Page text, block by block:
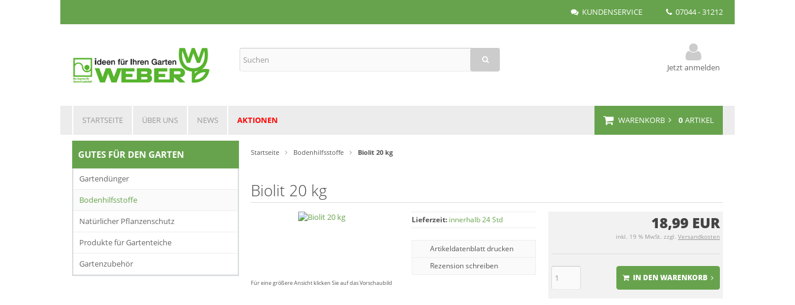
07044 - 31212
KUNDENSERVICE
Jetzt anmelden
STARTSEITE ÜBER UNS NEWS AKTIONEN WARENKORB 0 ARTIKEL
Startseite Bodenhilfsstoffe Biolit 20 kg
Biolit 20 kg
Für eine größere Ansicht klicken Sie auf das Vorschaubild
Lieferzeit: innerhalb 24 Std
Artikeldatenblatt drucken
Rezension schreiben
18,99 EUR
inkl. 19 % MwSt. zzgl. Versandkosten
IN DEN WARENKORB
GUTES FÜR DEN GARTEN
Gartendünger
Bodenhilfsstoffe
Natürlicher Pflanzenschutz
Produkte für Gartenteiche
Gartenzubehör